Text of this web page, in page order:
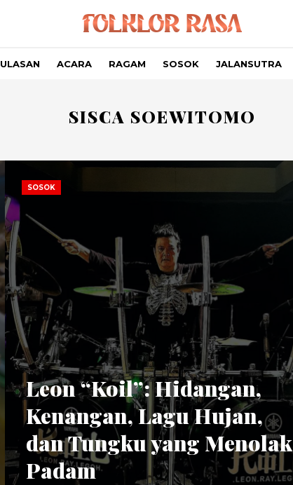
ULASAN ACARA RAGAM SOSOK JALANSUTRA
SISCA SOEWITOMO
SOSOK
Leon “Koil”: Hidangan,
Kenangan, Lagu Hujan,
dan Tungku yang Menolak
Padam